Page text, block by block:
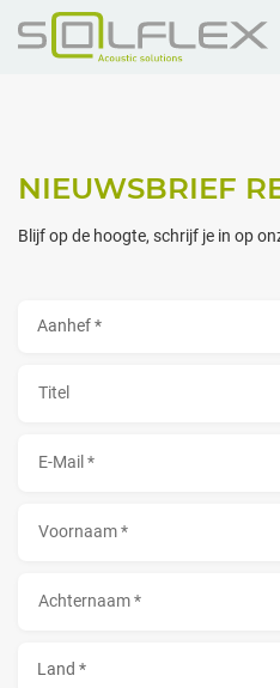
NIEUWSBRIEF
Blijf op de hoogte, schrijf je in op
Aanhef
Titel
E-Mail *
Voornaam *
Achternaam *